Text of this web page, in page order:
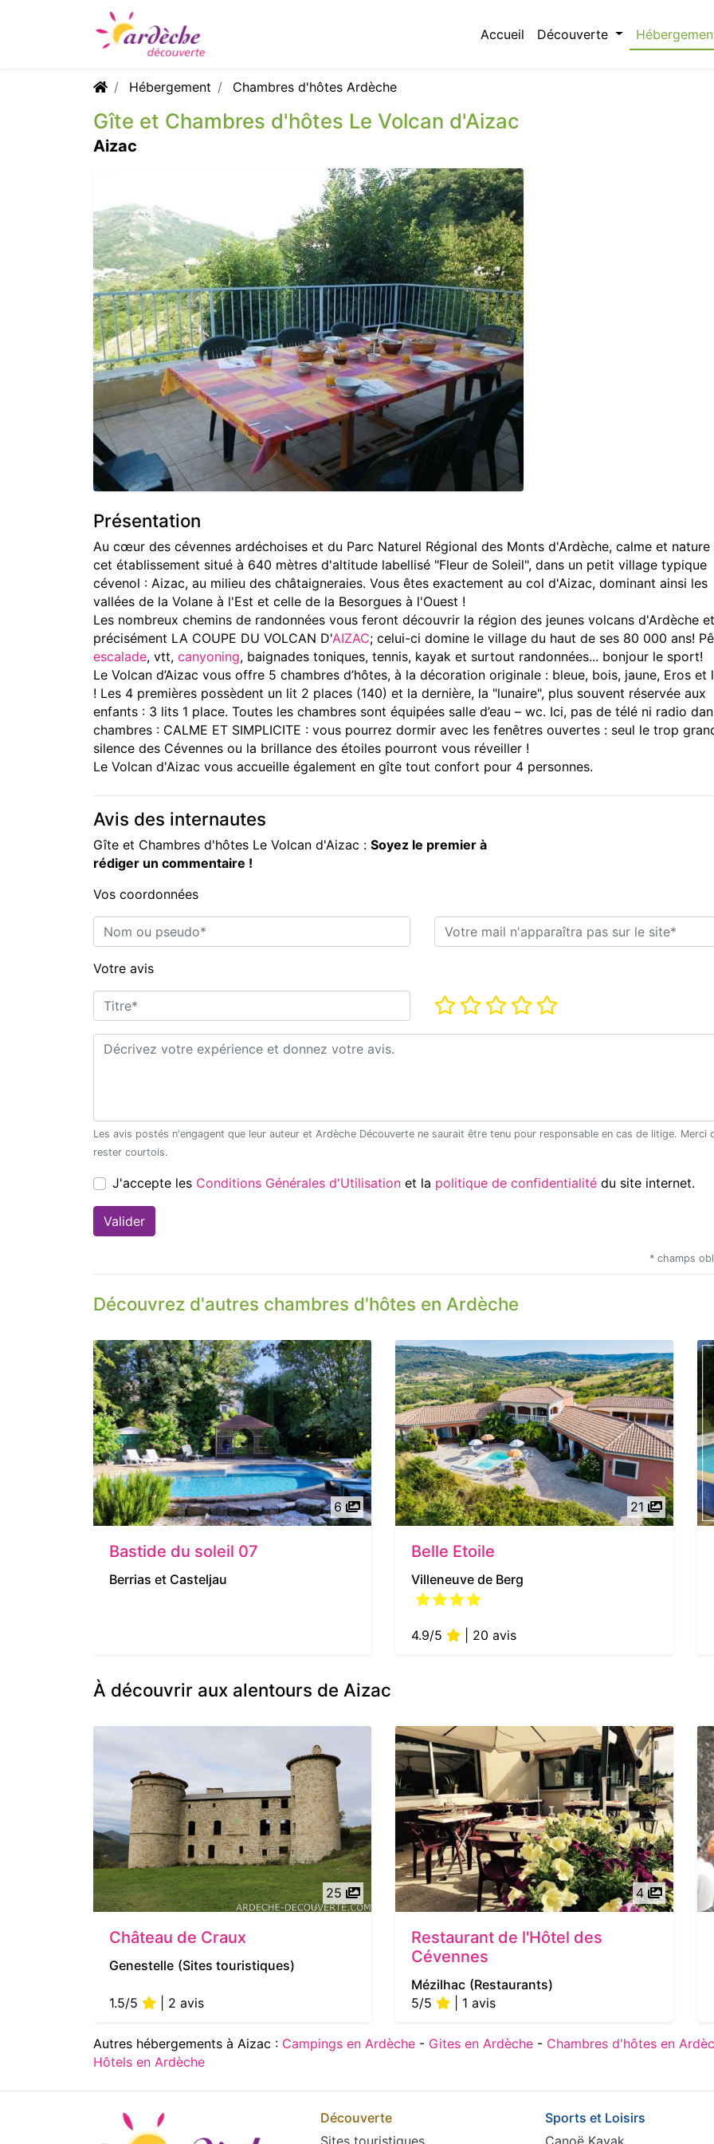
Accueil Découverte
Hébergement Chambres d'hôtes Ardèche
Gîte et Chambres d'hôtes Le Volcan d'Aizac
Aizac
Présentation
Au cœur des cévennes ardéchoises et du Parc Naturel Régional des Monts d'Ardèche, calme et nature
cet établissement situé à 640 mètres d'altitude labellisé "Fleur de Soleil", dans un petit village typique
cévenol : Aizac, au milieu des châtaigneraies. Vous êtes exactement au col d'Aizac, dominant ainsi les
vallées de la Volane à l'Est et celle de la Besorgues à l'Ouest !
Les nombreux chemins de randonnées vous feront découvrir la région des jeunes volcans d'Ardèche
précisément LA COUPE DU VOLCAN D'AIZAC; celui-ci domine le village du haut de ses 80 000 ans!
escalade, vtt, canyoning, baignades toniques, tennis, kayak et surtout randonnées... bonjour le sport!
Le Volcan d’Aizac vous offre 5 chambres d’hôtes, à la décoration originale : bleue, bois, jaune, Eros et
! Les 4 premières possèdent un lit 2 places (140) et la dernière, la "lunaire", plus souvent réservée aux
enfants : 3 lits 1 place. Toutes les chambres sont équipées salle d’eau – wc. Ici, pas de télé ni radio
chambres : CALME ET SIMPLICITE : vous pourrez dormir avec les fenêtres ouvertes : seul le trop
silence des Cévennes ou la brillance des étoiles pourront vous réveiller !
Le Volcan d'Aizac vous accueille également en gîte tout confort pour 4 personnes.
Avis des internautes
Gîte et Chambres d'hôtes Le Volcan d'Aizac : Soyez le premier à
rédiger un commentaire !
Vos coordonnées
Nom ou pseudo*
E-mail*
Votre avis
Titre*
Note*
Commentaire*
Les avis postés n'engagent que leur auteur et Ardèche Découverte ne saurait être tenu pour responsable en cas de litige. Merci de
rester courtois.
J'accepte les Conditions Générales d'Utilisation et la politique de confidentialité du site internet.
* champs
Découvrez d'autres chambres d'hôtes en Ardèche
6
Bastide du soleil 07
Berrias et Casteljau
21
Belle Etoile
Villeneuve de Berg
4.9/5 | 20 avis
À découvrir aux alentours de Aizac
25
Château de Craux
Genestelle (Sites touristiques)
1.5/5 | 2 avis
4
Restaurant de l'Hôtel des
Cévennes
Mézilhac (Restaurants)
5/5
| 1 avis
Autres hébergements à Aizac : Campings en Ardèche - Gites en Ardèche - Chambres d'hôtes en
Hôtels en Ardèche
Découverte
Sites touristiques
Sports et Loisirs
Canoë Kayak